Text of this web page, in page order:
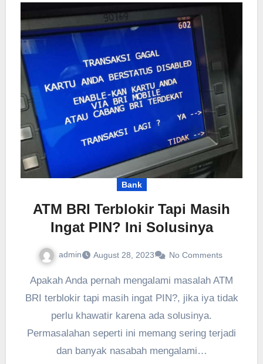
Bank
ATM BRI Terblokir Tapi Masih
Ingat PIN? Ini Solusinya
admin August 28, 2023 No Comments
Apakah Anda pernah mengalami masalah ATM
BRI terblokir tapi masih ingat PIN?, jika iya tidak
perlu khawatir karena ada solusinya.
Permasalahan seperti ini memang sering terjadi
dan banyak nasabah mengalami…